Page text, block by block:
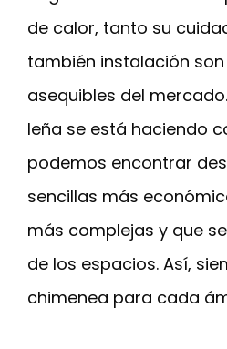
de calor, tanto su
también instalación
asequibles del
leña se está haciendo
podemos encontrar
sencillas más
más complejas y que
de los espacios. Así,
chimenea para cada